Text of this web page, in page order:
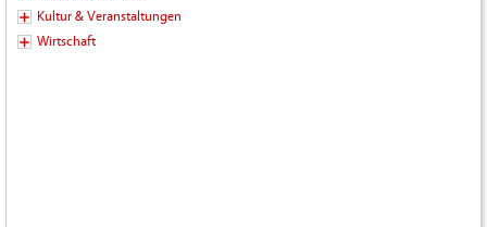
Kultur & Veranstaltungen
Wirtschaft